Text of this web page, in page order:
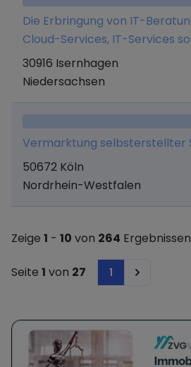
von Onlineportalen und
Die Erbringung von IT-
Cloud-Services, IT-Services
von Hard- und Software.
30916 Isernhagen
Niedersachsen
Vermarktung selbsterstellter
50672 Köln
Nordrhein-Westfalen
Zeige 1 - 10 von 264 Ergebnissen
Seite 1 von 27 1 Next